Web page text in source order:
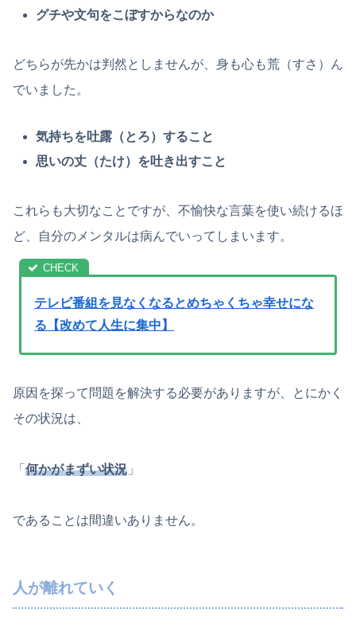
グチや文句をこぼすからなのか
どちらが先かは判然としませんが、身も心も荒（すさ）ん
でいました。
気持ちを吐露（とろ）すること
思いの丈（たけ）を吐き出すこと
これらも大切なことですが、不愉快な言葉を使い続けるほ
ど、自分のメンタルは病んでいってしまいます。
テレビ番組を見なくなるとめちゃくちゃ幸せにな
る【改めて人生に集中】
原因を探って問題を解決する必要がありますが、とにかく
その状況は、
「 何かがまずい状況 」
であることは間違いありません。
人が離れていく